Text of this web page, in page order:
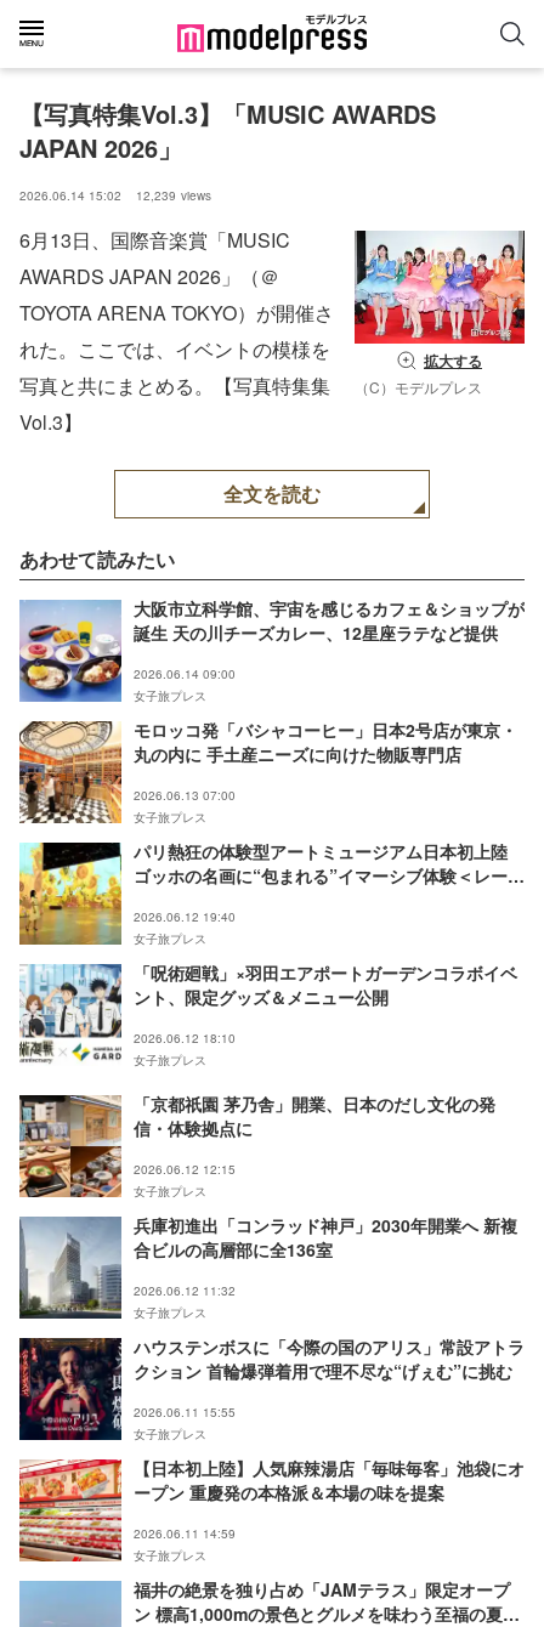
【写真特集Vol.3】「MUSIC AWARDS
JAPAN 2026」
2026.06.14 15:02 12,239 views
拡大する
（C）モデルプレス
6月13日、国際⾳楽賞「MUSIC
AWARDS JAPAN 2026」（＠
TOYOTA ARENA TOKYO）が開催さ
れた。ここでは、イベントの模様を
写真と共にまとめる。【写真特集集
Vol.3】
全文を読む
あわせて読みたい
大阪市立科学館、宇宙を感じるカフェ＆ショップが
誕生 天の川チーズカレー、12星座ラテなど提供
2026.06.14 09:00
女子旅プレス
モロッコ発「バシャコーヒー」日本2号店が東京・
丸の内に 手土産ニーズに向けた物販専門店
2026.06.13 07:00
女子旅プレス
パリ熱狂の体験型アートミュージアム日本初上陸
ゴッホの名画に“包まれる”イマーシブ体験＜レー
2026.06.12 19:40
女子旅プレス
「呪術廻戦」×羽田エアポートガーデンコラボイベ
ント、限定グッズ＆メニュー公開
2026.06.12 18:10
女子旅プレス
「京都祇園 茅乃舎」開業、日本のだし文化の発
信・体験拠点に
2026.06.12 12:15
女子旅プレス
兵庫初進出「コンラッド神戸」2030年開業へ 新複
合ビルの高層部に全136室
2026.06.12 11:32
女子旅プレス
ハウステンボスに「今際の国のアリス」常設アトラ
クション 首輪爆弾着用で理不尽な“げぇむ”に挑む
2026.06.11 15:55
女子旅プレス
【日本初上陸】人気麻辣湯店「毎味毎客」池袋にオ
ープン 重慶発の本格派＆本場の味を提案
2026.06.11 14:59
女子旅プレス
福井の絶景を独り占め「JAMテラス」限定オープ
ン 標高1,000mの景色とグルメを味わう至福の夏山